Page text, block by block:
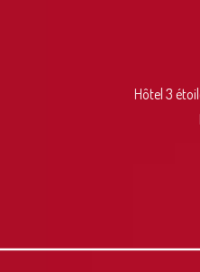
Hôtel 3